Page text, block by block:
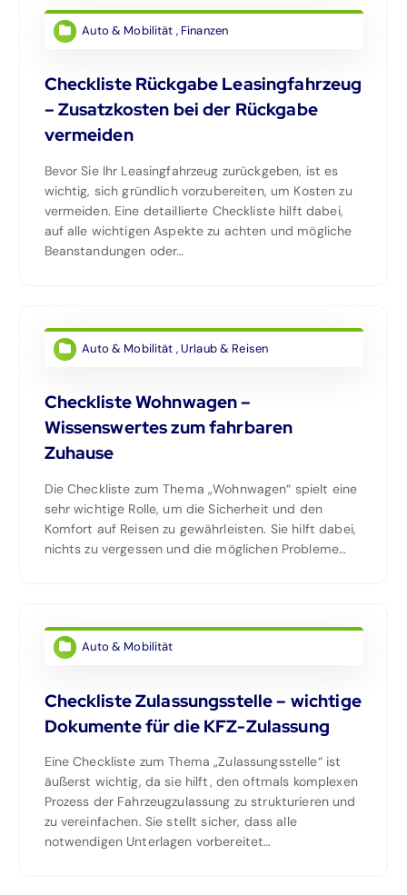
Auto & Mobilität , Finanzen
Checkliste Rückgabe Leasingfahrzeug
– Zusatzkosten bei der Rückgabe
vermeiden
Bevor Sie Ihr Leasingfahrzeug zurückgeben, ist es
wichtig, sich gründlich vorzubereiten, um Kosten zu
vermeiden. Eine detaillierte Checkliste hilft dabei,
auf alle wichtigen Aspekte zu achten und mögliche
Beanstandungen oder…
Auto & Mobilität ,Urlaub & Reisen
Checkliste Wohnwagen –
Wissenswertes zum fahrbaren
Zuhause
Die Checkliste zum Thema „Wohnwagen“ spielt eine
sehr wichtige Rolle, um die Sicherheit und den
Komfort auf Reisen zu gewährleisten. Sie hilft dabei,
nichts zu vergessen und die möglichen Probleme…
Auto & Mobilität
Checkliste Zulassungsstelle – wichtige
Dokumente für die KFZ-Zulassung
Eine Checkliste zum Thema „Zulassungsstelle“ ist
äußerst wichtig, da sie hilft, den oftmals komplexen
Prozess der Fahrzeugzulassung zu strukturieren und
zu vereinfachen. Sie stellt sicher, dass alle
notwendigen Unterlagen vorbereitet…